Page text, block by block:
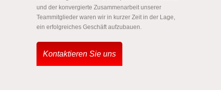
und der konvergierte Zusammenarbeit unserer
Teammitglieder waren wir in kurzer Zeit in der Lage,
ein erfolgreiches Geschäft aufzubauen.
Kontaktieren Sie uns